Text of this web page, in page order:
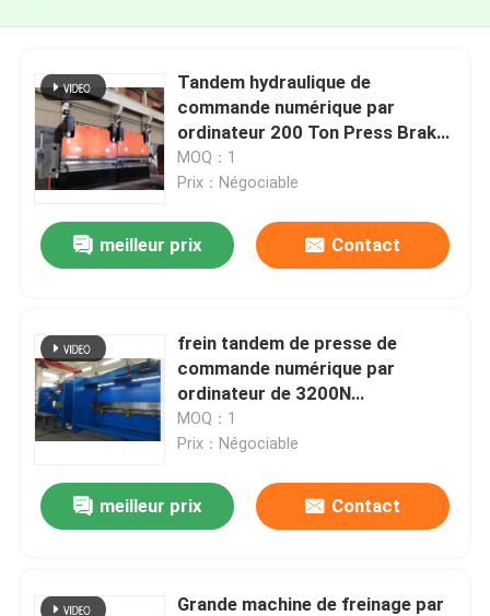
Tandem hydraulique de
commande numérique par
ordinateur 200 Ton Press Brake
Machinery pour 3200mm
industriels
MOQ：1
Prix：Négociable
meilleur prix Contact
frein tandem de presse de
commande numérique par
ordinateur de 3200N
8000mm/machine à cintrer
hydraulique pour le poteau de
MOQ：1
Prix：Négociable
meilleur prix Contact
Grande machine de freinage par